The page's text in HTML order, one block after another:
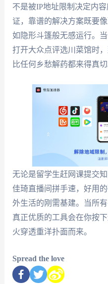
不是被IP地址限制决定内
证，靠谱的解决方案既要
如隐形斗篷般无感运行。
打开大众点评选川菜馆时
比任何乡愁解药都来得真切
无论是留学生赶网课提交
佳琦直播间拼手速，好用
外生活的刚需基建。当所
真正优质的工具会在你按
火穿透重洋扑面而来。
Spread the love